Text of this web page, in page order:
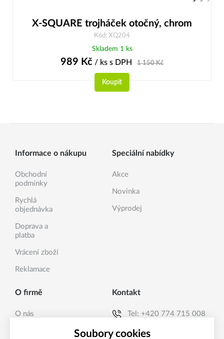
X-SQUARE trojháček otočný, chrom
Kód: XQ204
Skladem 1 ks
989 Kč / ks s DPH 1 150Kč
Koupit
Informace o nákupu
Obchodní
podmínky
Rychlá
objednávka
Doprava a
platba
Vrácení zboží
Reklamace
Speciální nabídky
Akce
Novinka
Výprodej
O firmě
O nás
Kontakt
Tel: +420 774 715 008
E-mail:
Soubory cookies